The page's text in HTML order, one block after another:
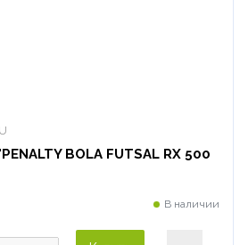
BOLA FUTSAL RX 500
В наличии